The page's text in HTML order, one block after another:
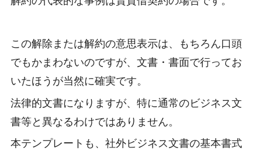
この解除または解約の意思表示は、もちろん口頭
でもかまわないのですが、文書・書面で行ってお
いたほうが当然に確実です。
法律的文書になりますが、特に通常のビジネス文
書等と異なるわけではありません。
本テンプレートも、社外ビジネス文書の基本書式